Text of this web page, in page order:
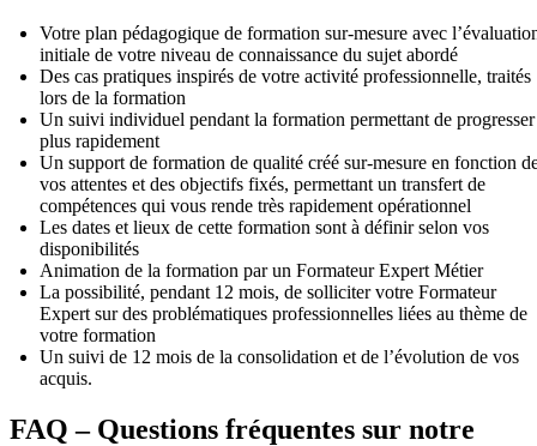
Votre plan pédagogique de formation sur-mesure avec
initiale de votre niveau de connaissance du sujet abordé
Des cas pratiques inspirés de votre activité professionnelle, traités
lors de la formation
Un suivi individuel pendant la formation permettant de progresser
plus rapidement
Un support de formation de qualité créé sur-mesure en fonction
vos attentes et des objectifs fixés, permettant un transfert de
compétences qui vous rende très rapidement opérationnel
Les dates et lieux de cette formation sont à définir selon vos
disponibilités
Animation de la formation par un Formateur Expert Métier
La possibilité, pendant 12 mois, de solliciter votre Formateur
Expert sur des problématiques professionnelles liées au thème de
votre formation
Un suivi de 12 mois de la consolidation et de l’évolution de vos
acquis.
FAQ – Questions fréquentes sur notre